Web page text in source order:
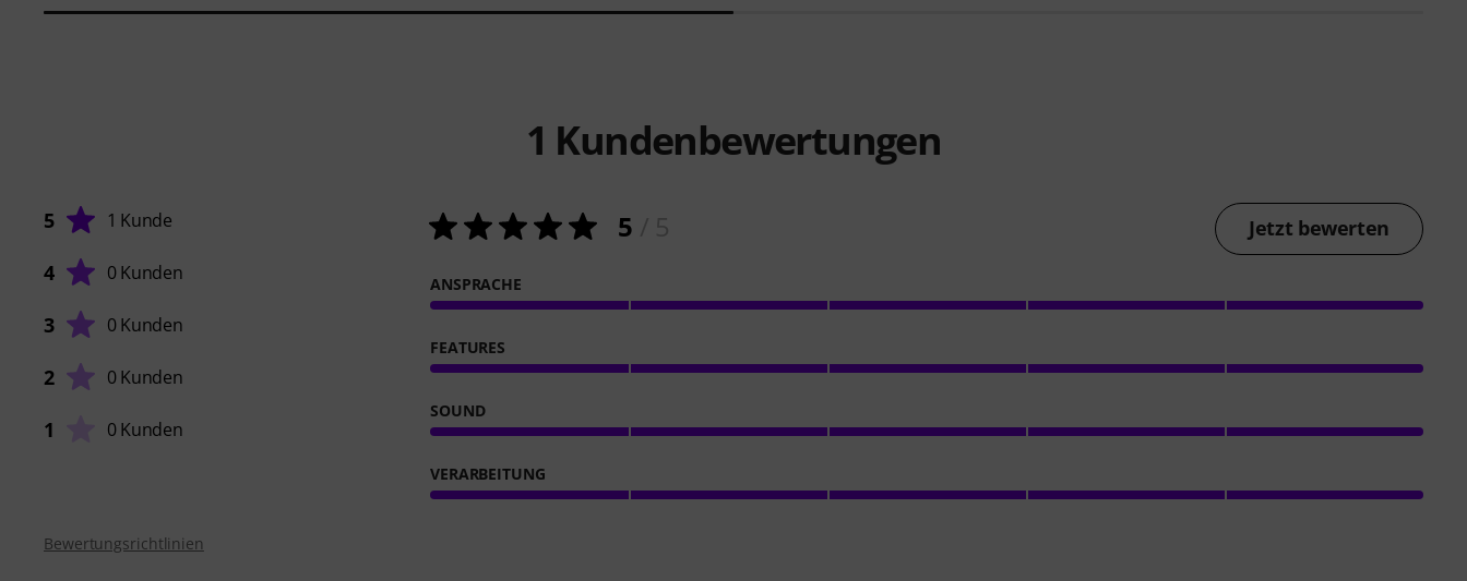
1 Kundenbewertungen
5 1 Kunde
4 0 Kunden
3 0 Kunden
2 0 Kunden
1 0 Kunden
5 Jetzt bewerten
ANSPRACHE
FEATURES
SOUND
VERARBEITUNG
Bewertungsrichtlinien